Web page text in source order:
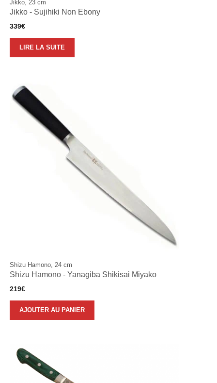
Jikko, 23 cm
Jikko - Sujihiki Non Ebony
339€
LIRE LA SUITE
Shizu Hamono, 24 cm
Shizu Hamono - Yanagiba Shikisai Miyako
219€
AJOUTER AU PANIER